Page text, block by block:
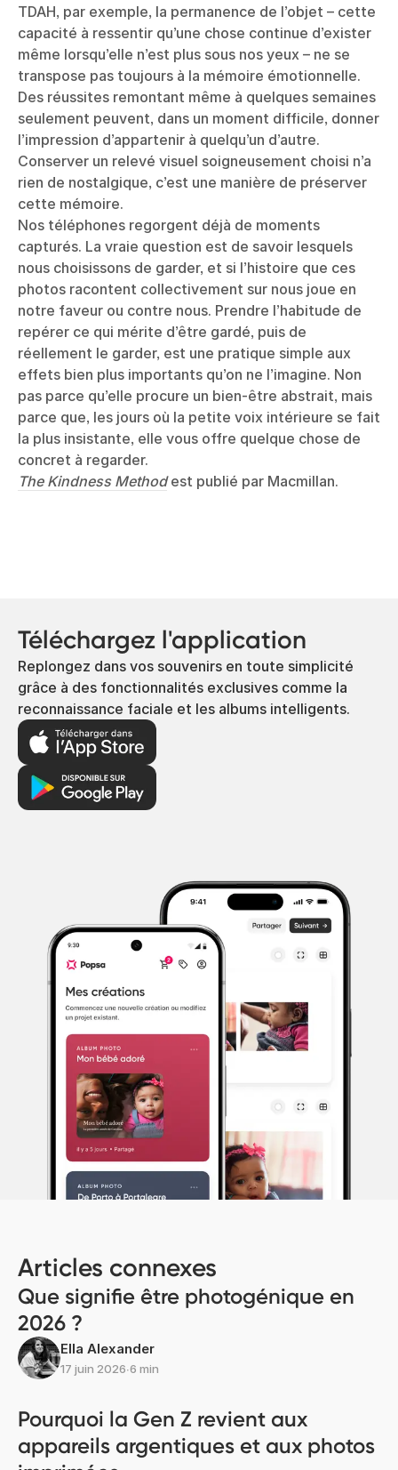
TDAH, par exemple, la permanence de l’objet – cette
capacité à ressentir qu’une chose continue d’exister
même lorsqu’elle n’est plus sous nos yeux – ne se
transpose pas toujours à la mémoire émotionnelle.
Des réussites remontant même à quelques semaines
seulement peuvent, dans un moment difficile, donner
l’impression d’appartenir à quelqu’un d’autre.
Conserver un relevé visuel soigneusement choisi n’a
rien de nostalgique, c’est une manière de préserver
cette mémoire.
Nos téléphones regorgent déjà de moments
capturés. La vraie question est de savoir lesquels
nous choisissons de garder, et si l’histoire que ces
photos racontent collectivement sur nous joue en
notre faveur ou contre nous. Prendre l’habitude de
repérer ce qui mérite d’être gardé, puis de
réellement le garder, est une pratique simple aux
effets bien plus importants qu’on ne l’imagine. Non
pas parce qu’elle procure un bien-être abstrait, mais
parce que, les jours où la petite voix intérieure se fait
la plus insistante, elle vous offre quelque chose de
concret à regarder.
The Kindness Methodest publié par Macmillan.
Téléchargez l'application
Replongez dans vos souvenirs en toute simplicité
grâce à des fonctionnalités exclusives comme la
reconnaissance faciale et les albums intelligents.
Articles connexes
Que signifie être photogénique en
2026 ?
Ella Alexander
17 juin 2026∙6 min
Pourquoi la Gen Z revient aux
appareils argentiques et aux photos